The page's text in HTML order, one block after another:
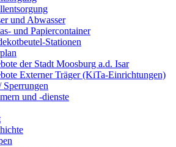
und Abwasser
und Papiercontainer
Stationen
der Stadt Moosburg a.d. Isar
Externer Träger (KiTa-Einrichtungen)
Sperrungen
und -dienste